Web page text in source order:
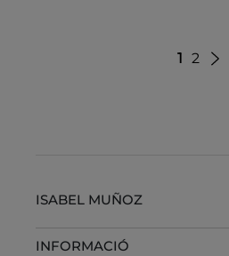
1 2
ISABEL MUÑOZ
INFORMACIÓ